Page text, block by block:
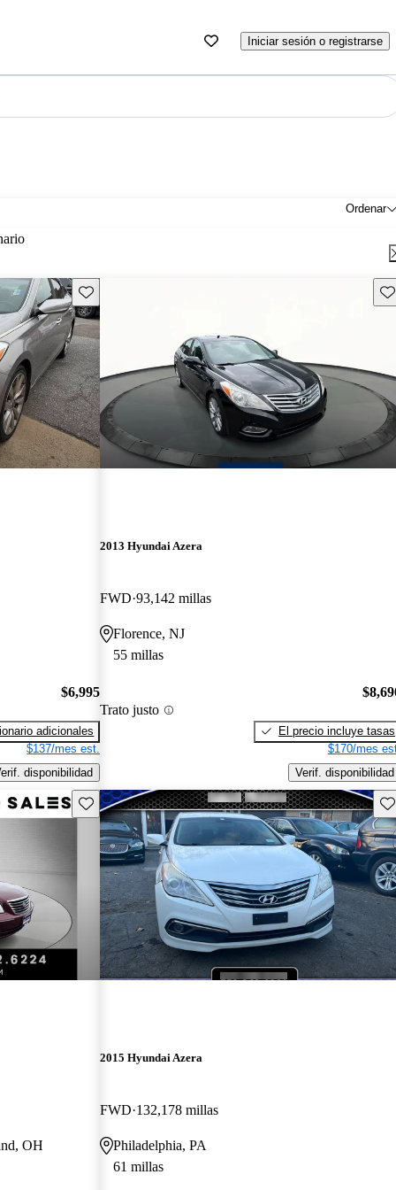
Iniciar sesión o registrarse
Ordenar
Guarda este Aviso
$6,995
adicionales
$137/mes est.
disponibilidad
2013 Hyundai Azera
FWD 93,142 millas
Florence, NJ
55 millas
Trato justo
El precio incluye tasas
$170/mes
Verif. disponibilidad
Guarda este Aviso
OH
2015 Hyundai Azera
FWD 132,178 millas
Philadelphia, PA
61 millas